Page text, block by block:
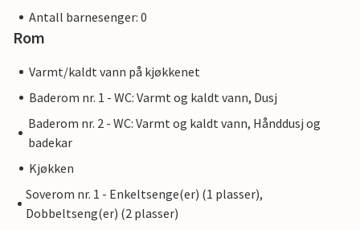
Antall barnesenger: 0
Rom
Varmt/kaldt vann på kjøkkenet
Baderom nr. 1 - WC: Varmt og kaldt vann, Dusj
Baderom nr. 2 - WC: Varmt og kaldt vann, Hånddusj og
badekar
Kjøkken
Soverom nr. 1 - Enkeltsenge(er) (1 plasser),
Dobbeltseng(er) (2 plasser)